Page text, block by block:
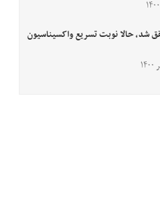
شد، حالا نوبت تسریع واکسیناسیون